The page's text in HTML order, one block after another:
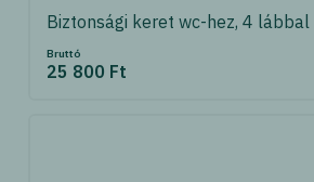
Biztonsági keret wc-hez, 4 lábbal
Bruttó
25 800 Ft